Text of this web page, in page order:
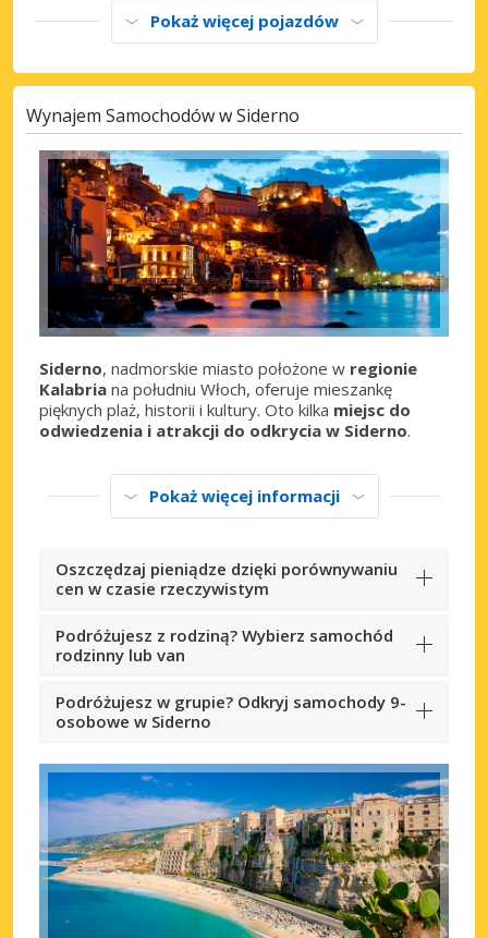
Pokaż więcej pojazdów
Wynajem Samochodów w Siderno
Siderno, nadmorskie miasto położone w regionie
Kalabria na południu Włoch, oferuje mieszankę
pięknych plaż, historii i kultury. Oto kilka miejsc do
odwiedzenia i atrakcji do odkrycia w Siderno.
Pokaż więcej informacji
Oszczędzaj pieniądze dzięki porównywaniu
cen w czasie rzeczywistym
Podróżujesz z rodziną? Wybierz samochód
rodzinny lub van
Podróżujesz w grupie? Odkryj samochody 9-
osobowe w Siderno